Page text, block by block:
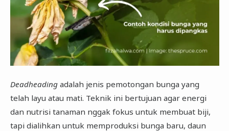
Deadheadingadalah jenis pemotongan bunga yang
telah layu atau mati. Teknik ini bertujuan agar energi
dan nutrisi tanaman nggak fokus untuk membuat biji,
tapi dialihkan untuk memproduksi bunga baru, daun